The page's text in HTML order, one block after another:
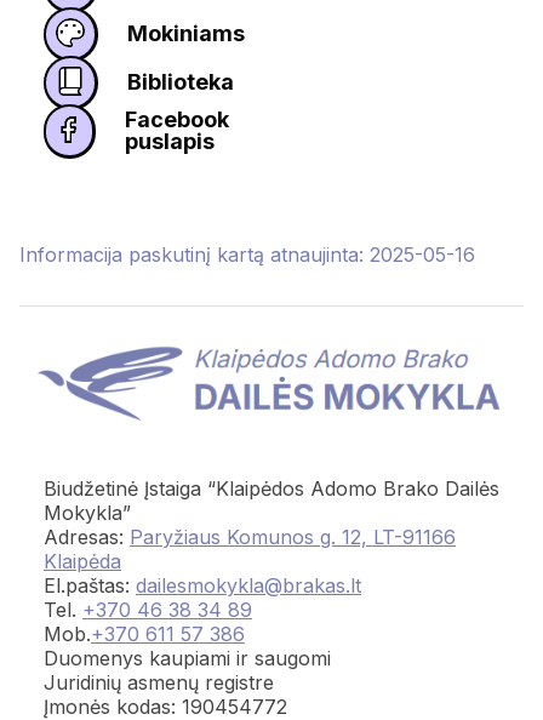
Mokiniams
Biblioteka
Facebook
puslapis
Informacija paskutinį kartą atnaujinta: 2025-05-16
Biudžetinė Įstaiga “Klaipėdos Adomo Brako Dailės
Mokykla”
Adresas: Paryžiaus Komunos g. 12, LT-91166
Klaipėda
El.paštas: dailesmokykla@brakas.lt
Tel. +370 46 38 34 89
Mob.+370 611 57 386
Duomenys kaupiami ir saugomi
Juridinių asmenų registre
Įmonės kodas: 190454772